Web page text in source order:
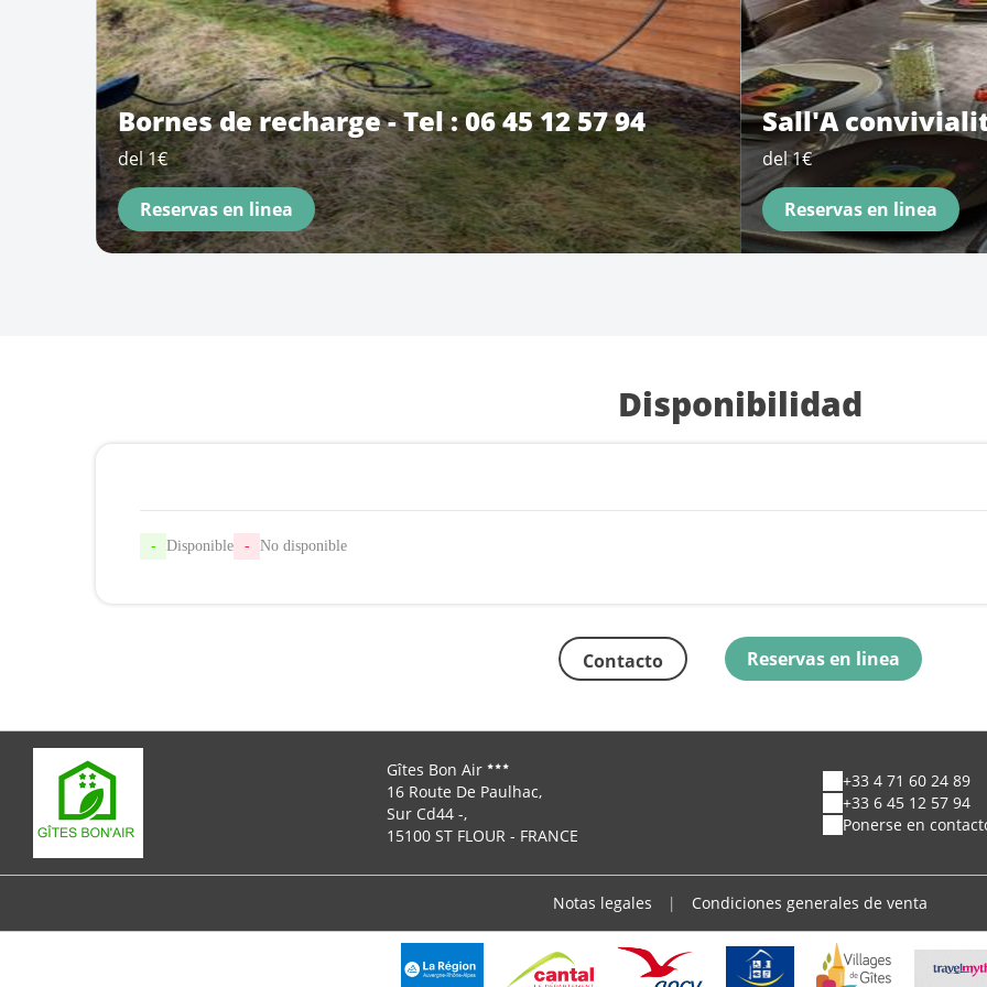
Bornes de recharge - Tel : 06 45 12 57 94
del 1€
Reservas en linea
Sall'A
del 1€
Reservas en linea
Disponibilidad
- Disponible - No disponible
Contacto Reservas en linea
Gîtes Bon Air
16 Route De Paulhac,
Sur Cd44 -,
15100 ST FLOUR - FRANCE
+33 4 71 60 24 89
+33 6 45 12 57 94
Ponerse en
Notas legales | Condiciones generales de venta